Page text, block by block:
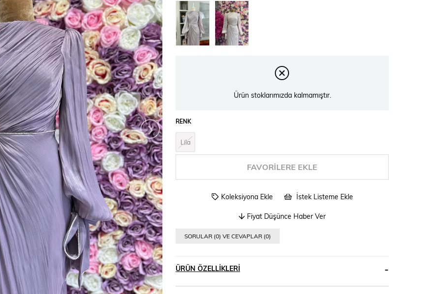
›
Ürün stoklarımızda kalmamıştır.
RENK
Lila
FAVORILERE EKLE
Koleksiyona Ekle İstek Listeme Ekle
Fiyat Düşünce Haber Ver
SORULAR (0) VE CEVAPLAR (0)
ÜRÜN ÖZELLIKLERI